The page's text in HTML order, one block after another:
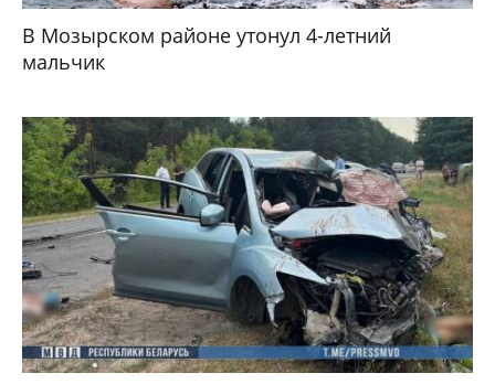
В Мозырском районе утонул 4-летний
мальчик